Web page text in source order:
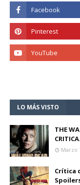
LO MÁS VISTO
THE
Marzo
Crítica